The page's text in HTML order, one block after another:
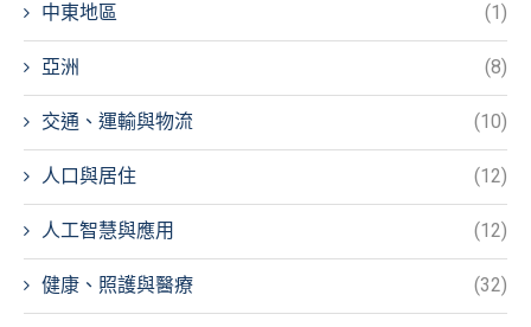
中東地區 (1)
亞洲 (8)
交通、運輸與物流 (10)
人口與居住 (12)
人工智慧與應用 (12)
健康、照護與醫療 (32)